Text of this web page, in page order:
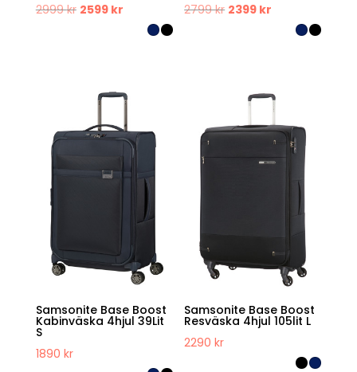
2999kr Det
2999 kr.
2599 krDet
nuvarande
2599 kr.
2799kr Det
ursprungliga
2799 kr.
2399 kr
nuvarande
2399 kr.
Samsonite Base Boost
Kabinväska 4hjul 39Lit
S
1890 kr
Samsonite Base Boost
Resväska 4hjul 105lit L
2290kr